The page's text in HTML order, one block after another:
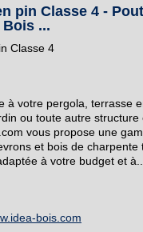
pin Classe 4 -
...
Classe 4
à votre pergola, terrasse
ou toute autre structure
vous propose une
et bois de charpente
à votre budget et à...
bois.com